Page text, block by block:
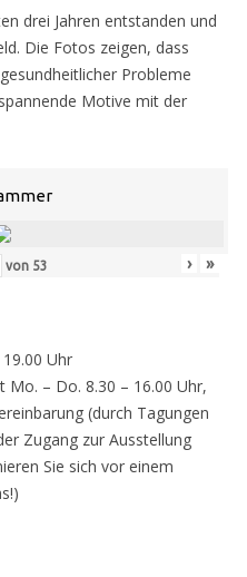
drei Jahren entstanden und
Die Fotos zeigen, dass
Probleme
Motive mit der
von 53 › »
Uhr
Mo. – Do. 8.30 – 16.00 Uhr,
(durch Tagungen
Zugang zur Ausstellung
Sie sich vor einem